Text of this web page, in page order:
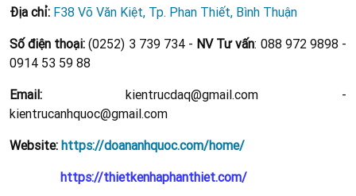
Địa chỉ: F38 Võ Văn Kiệt, Tp. Phan Thiết, Bình Thuận
Số điện thoại: (0252) 3 739 734 - NV Tư vấn: 088 972 9898 -
0914 53 59 88
Email: kientrucdaq@gmail.com -
kientrucanhquoc@gmail.com
Website: https://doananhquoc.com/home/
https://thietkenhaphanthiet.com/